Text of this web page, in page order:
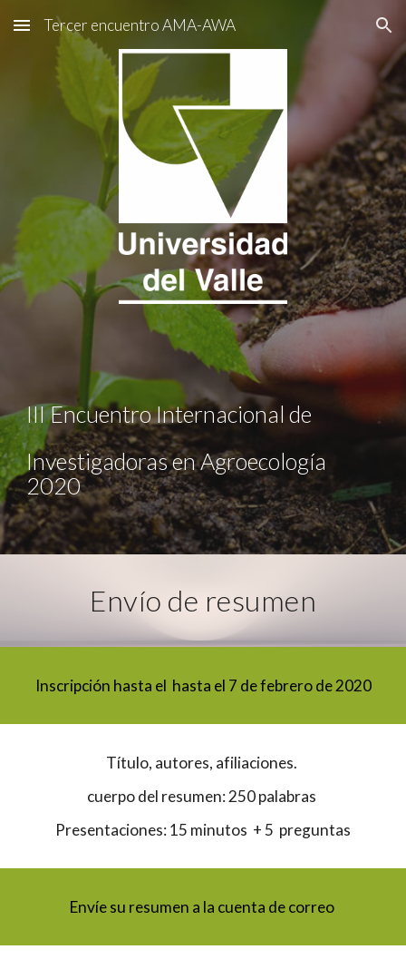
Skip to main content Skip to navigation
Tercer encuentro AMA-AWA
III Encuentro Internacional de
Investigadoras en Agroecología
2020
Envío de resumen
Inscripción hasta el  hasta el 7 de febrero de 2020
Título, autores, afiliaciones.
cuerpo del resumen: 250 palabras
Presentaciones: 15 minutos  + 5  preguntas
Envíe su resumen a la cuenta de correo